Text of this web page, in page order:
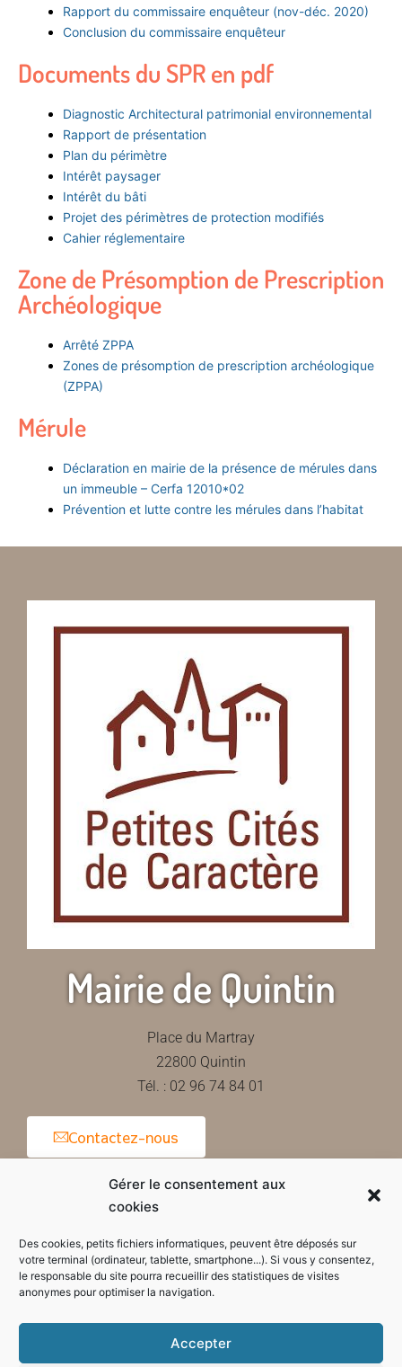
Gérer le consentement aux
cookies
Des cookies, petits fichiers informatiques, peuvent être déposés sur
votre terminal (ordinateur, tablette, smartphone...). Si vous y consentez,
le responsable du site pourra recueillir des statistiques de visites
anonymes pour optimiser la navigation.
Accepter
Rapport du commissaire enquêteur (nov-déc. 2020)
Conclusion du commissaire enquêteur
Documents du SPR en pdf
Diagnostic Architectural patrimonial environnemental
Rapport de présentation
Plan du périmètre
Intérêt paysager
Intérêt du bâti
Projet des périmètres de protection modifiés
Cahier réglementaire
Zone de Présomption de Prescription
Archéologique
Arrêté ZPPA
Zones de présomption de prescription archéologique
(ZPPA)
Mérule
Déclaration en mairie de la présence de mérules dans
un immeuble – Cerfa 12010*02
Prévention et lutte contre les mérules dans l’habitat
Mairie de Quintin
Place du Martray
22800 Quintin
Tél. : 02 96 74 84 01
Contactez-nous
Horaires d'ouverture de la mairie